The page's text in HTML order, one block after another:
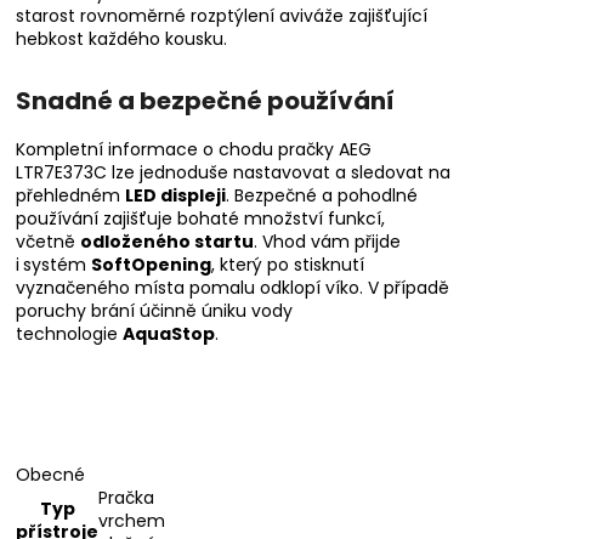
starost rovnoměrné rozptýlení aviváže zajišťující
hebkost každého kousku.
Snadné a bezpečné používání
Kompletní informace o chodu pračky AEG
LTR7E373C lze jednoduše nastavovat a sledovat na
přehledném LED displeji. Bezpečné a pohodlné
používání zajišťuje bohaté množství funkcí,
včetně odloženého startu. Vhod vám přijde
i systém SoftOpening, který po stisknutí
vyznačeného místa pomalu odklopí víko. V případě
poruchy brání účinně úniku vody
technologie AquaStop.
Obecné
Typ
přístroje
Pračka
vrchem